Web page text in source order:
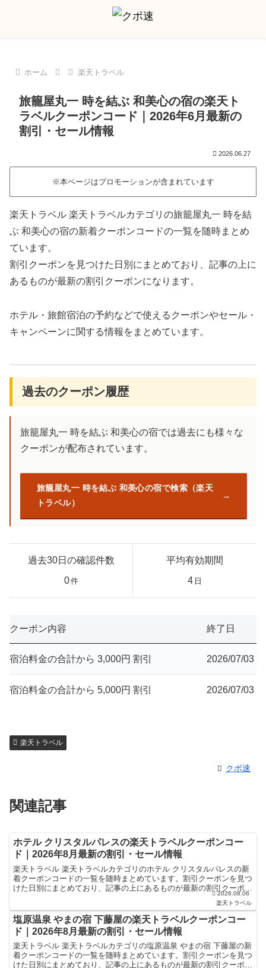
ホーム 楽天トラベル
旅籠屋丸一 時を結ぶ 和美心の宿の楽天ト
ラベルクーポンコード｜2026年6月最新の
割引・セール情報
2026.06.27
※本ページはプロモーションが含まれています
楽天トラベル 楽天トラベルカテゴリの旅籠屋丸一 時を結
ぶ 和美心の宿の新着クーポンコードの一覧を随時まとめ
ています。
割引クーポンを見つけた日別にまとめており、記事の上に
あるものが最新の割引クーポンになります。
ホテル・旅館宿泊の予約などで使えるクーポンやセール・
キャンペーンに関する情報をまとめています。
過去のクーポン履歴
旅籠屋丸一 時を結ぶ 和美心の宿では過去にも様々な
クーポンが配布されています。
旅籠屋丸一 時を結ぶ 和美心の宿で検索（楽天
トラベル）
過去30日の確認件数
0件
平均有効期間
4 日
クーポン内容 終了日
宿泊料金の合計から 3,000円 割引 2026/07/03
宿泊料金の合計から 5,000円 割引 2026/07/03
楽天トラベル
クポ速
関連記事
ホテル クリスタルパレスの楽天トラベルクーポンコー
ド｜2026年8月最新の割引・セール情報
楽天トラベル 楽天トラベルカテゴリのホテル クリスタルパレスの新
着クーポンコードの一覧を随時まとめています。割引クーポンを見つ
けた日別にまとめており、記事の上にあるものが最新の割引クーポン
になります。ホテル・旅館宿泊の予約などで使えるクーポ...2026.08.06
楽天トラベル
塩原温泉 やまの宿 下藤屋の楽天トラベルクーポンコー
ド｜2026年8月最新の割引・セール情報
楽天トラベル 楽天トラベルカテゴリの塩原温泉 やまの宿 下藤屋の新
着クーポンコードの一覧を随時まとめています。割引クーポンを見つ
けた日別にまとめており、記事の上にあるものが最新の割引クーポン